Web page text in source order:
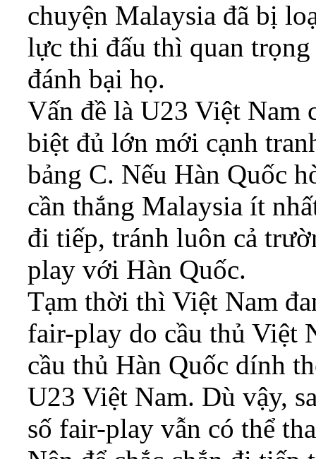
chuyện Malaysia đã bị
lực thi đấu thì quan
đánh bại họ.
Vấn đề là U23 Việt Nam
biệt đủ lớn mới cạnh
bảng C. Nếu Hàn Quốc
cần thắng Malaysia ít
đi tiếp, tránh luôn cả
play với Hàn Quốc.
Tạm thời thì Việt Nam
fair-play do cầu thủ Việt
cầu thủ Hàn Quốc dính
U23 Việt Nam. Dù vậy,
số fair-play vẫn có thể